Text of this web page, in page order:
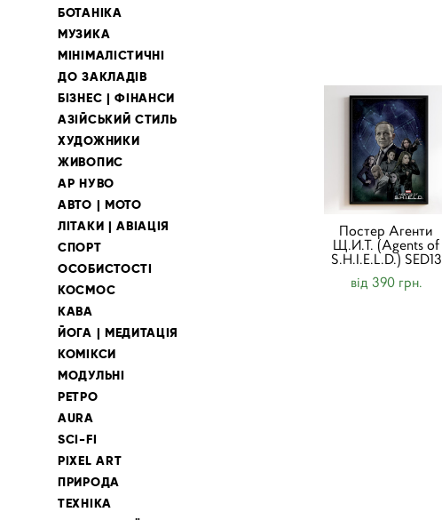
БОТАНІКА
МУЗИКА
МІНІМАЛІСТИЧНІ
ДО ЗАКЛАДІВ
БІЗНЕС | ФІНАНСИ
АЗІЙСЬКИЙ СТИЛЬ
ХУДОЖНИКИ
ЖИВОПИС
АР НУВО
АВТО | МОТО
ЛІТАКИ | АВІАЦІЯ
СПОРТ
ОСОБИСТОСТІ
КОСМОС
КАВА
ЙОГА | МЕДИТАЦІЯ
КОМІКСИ
МОДУЛЬНІ
РЕТРО
AURA
SCI-FI
PIXEL ART
ПРИРОДА
ТЕХНІКА
Постер Агенти
Щ.И.Т. (Agents of
S.H.I.E.L.D.) SED13
від 390 грн.